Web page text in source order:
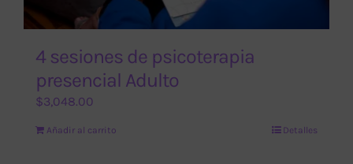
4 sesiones de psicoterapia
presencial Adulto
$3,048.00
Añadir al carrito Detalles